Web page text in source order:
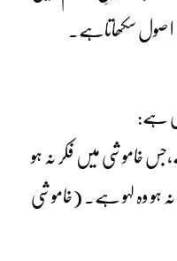
صول سکھاتاہے۔
ہے:
خاموشی میں فکر نہ ہو
ہو وہ لہو ہے۔ (خاموشی